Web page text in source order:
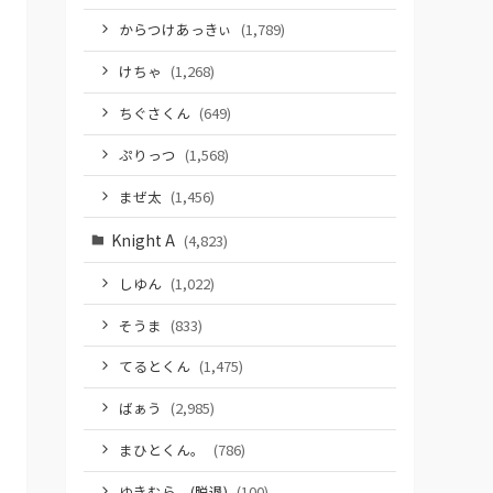
からつけあっきぃ (1,789)
けちゃ (1,268)
ちぐさくん (649)
ぷりっつ (1,568)
まぜ太 (1,456)
Knight A (4,823)
しゆん (1,022)
そうま (833)
てるとくん (1,475)
ばぁう (2,985)
まひとくん。
(786)